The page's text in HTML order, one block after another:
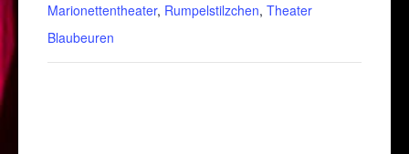
Marionettentheater, Rumpelstilzchen, Theater
Blaubeuren